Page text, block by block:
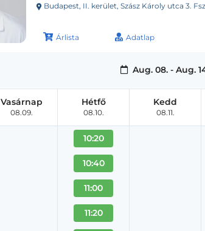
Budapest, II. kerület, Szász Károly utca 3.
Árlista Adatlap
Aug. 08. - Aug.
Vasárnap
08.09.
Hétfő
08.10.
10:20
10:40
11:00
11:20
Kedd
08.11.